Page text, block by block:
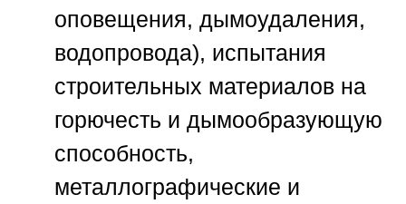
оповещения, дымоудаления,
водопровода), испытания
строительных материалов на
горючесть и дымообразующую
способность,
металлографические и